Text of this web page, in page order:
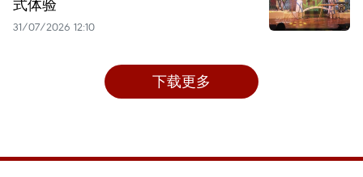
31/07/2026 12:10
下载更多